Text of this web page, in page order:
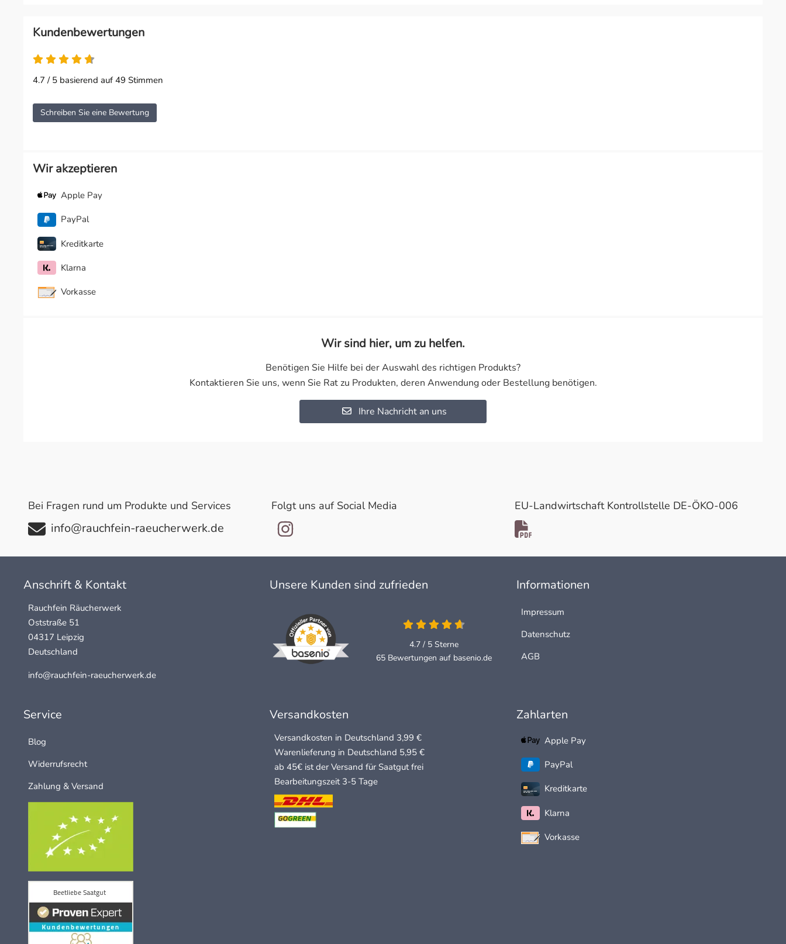
Kundenbewertungen
4.7 / 5 basierend auf 49 Stimmen
Schreiben Sie eine Bewertung
Wir akzeptieren
Apple Pay
PayPal
Kreditkarte
Klarna
Vorkasse
Wir sind hier, um zu helfen.
Benötigen Sie Hilfe bei der Auswahl des richtigen Produkts?
Kontaktieren Sie uns, wenn Sie Rat zu Produkten, deren Anwendung oder Bestellung benötigen.
Ihre Nachricht an uns
Bei Fragen rund um Produkte und Services
info@rauchfein-raeucherwerk.de
Folgt uns auf Social Media EU-Landwirtschaft Kontrollstelle DE-ÖKO-006
Anschrift & Kontakt
Rauchfein Räucherwerk
Oststraße 51
04317 Leipzig
Deutschland
info@rauchfein-raeucherwerk.de
Unsere Kunden sind zufrieden
4.7 / 5 Sterne
65 Bewertungen auf basenio.de
Informationen
Impressum
Datenschutz
AGB
Service
Blog
Widerrufsrecht
Zahlung & Versand
Versandkosten
Versandkosten in Deutschland 3,99 €
Warenlieferung in Deutschland 5,95 €
ab 45€ ist der Versand für Saatgut frei
Bearbeitungszeit 3-5 Tage
Zahlarten
Apple Pay
PayPal
Kreditkarte
Klarna
Vorkasse